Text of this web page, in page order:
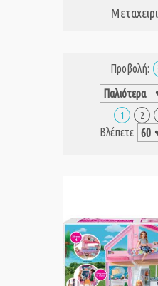
Προβολή:
1 2
Βλέπετε